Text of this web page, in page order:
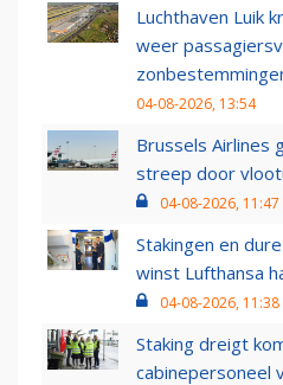
Luchthaven Luik
weer
04-08-2026, 13:54
Brussels Airlines
streep door
04-08-2026, 11:47
Stakingen en
winst Lufthansa
04-08-2026, 11:38
Staking dreigt
cabinepersoneel